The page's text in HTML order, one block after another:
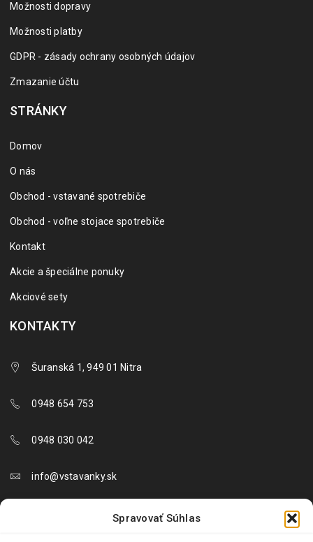
Spravovať Súhlas
Možnosti dopravy
Možnosti platby
GDPR - zásady ochrany osobných údajov
Zmazanie účtu
STRÁNKY
Domov
O nás
Obchod - vstavané spotrebiče
Obchod - voľne stojace spotrebiče
Kontakt
Akcie a špeciálne ponuky
Akciové sety
KONTAKTY
Šuranská 1, 949 01 Nitra
0948 654 753
0948 030 042
info@vstavanky.sk
objednavky@vstavanky.sk